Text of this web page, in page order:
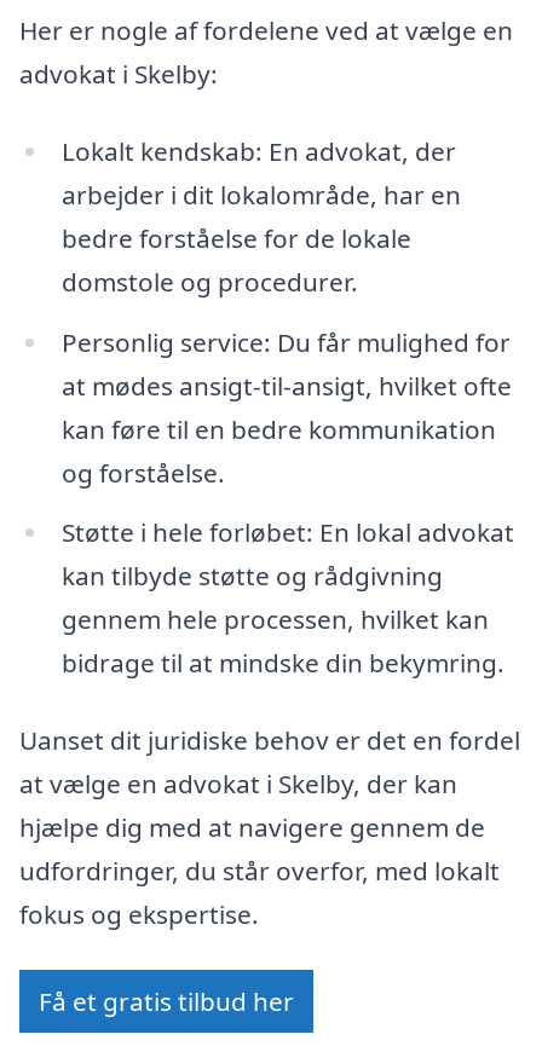
Her er nogle af fordelene ved at vælge en
advokat i Skelby:
Lokalt kendskab: En advokat, der
arbejder i dit lokalområde, har en
bedre forståelse for de lokale
domstole og procedurer.
Personlig service: Du får mulighed for
at mødes ansigt-til-ansigt, hvilket ofte
kan føre til en bedre kommunikation
og forståelse.
Støtte i hele forløbet: En lokal advokat
kan tilbyde støtte og rådgivning
gennem hele processen, hvilket kan
bidrage til at mindske din bekymring.
Uanset dit juridiske behov er det en fordel
at vælge en advokat i Skelby, der kan
hjælpe dig med at navigere gennem de
udfordringer, du står overfor, med lokalt
fokus og ekspertise.
Få et gratis tilbud her